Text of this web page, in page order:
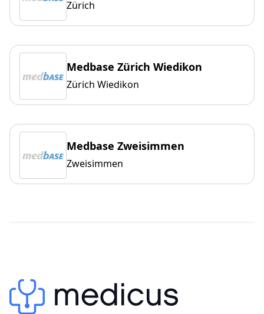
Zürich
Medbase Zürich Wiedikon
Zürich Wiedikon
Medbase Zweisimmen
Zweisimmen